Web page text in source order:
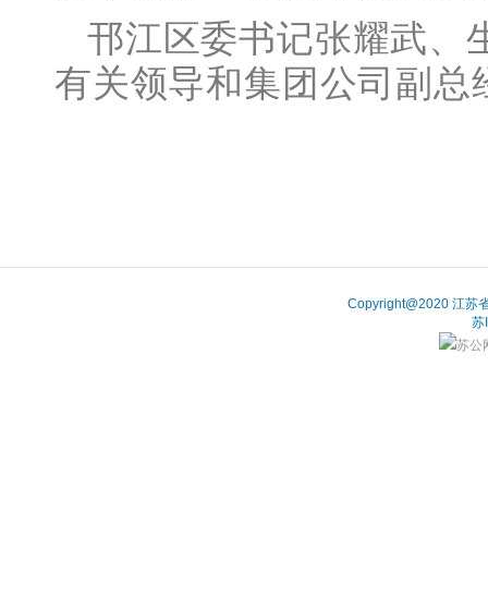
邗江区委书记张耀武、
有关领导和集团公司副
Copyright@2020 江苏
苏
苏公